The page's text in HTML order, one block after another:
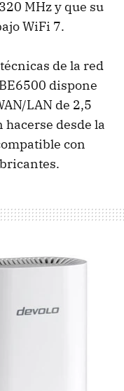
MHz y que su
WiFi 7.
de la red
dispone
LAN de 2,5
hacerse desde la
con